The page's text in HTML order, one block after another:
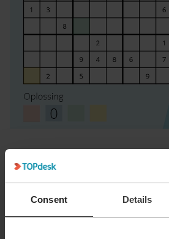
Consent Details
Sanne van Opstal-Brakel, your